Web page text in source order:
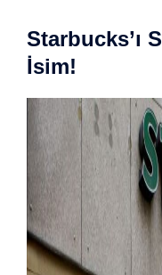
Starbucks’ı
İsim!